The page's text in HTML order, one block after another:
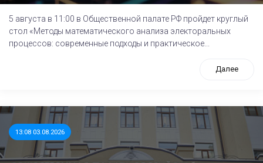
5 августа в 11:00 в Общественной палате РФ пройдет круглый
стол «Методы математического анализа электоральных
процессов: современные подходы и практическое...
Далее
13:08 03.08.2026